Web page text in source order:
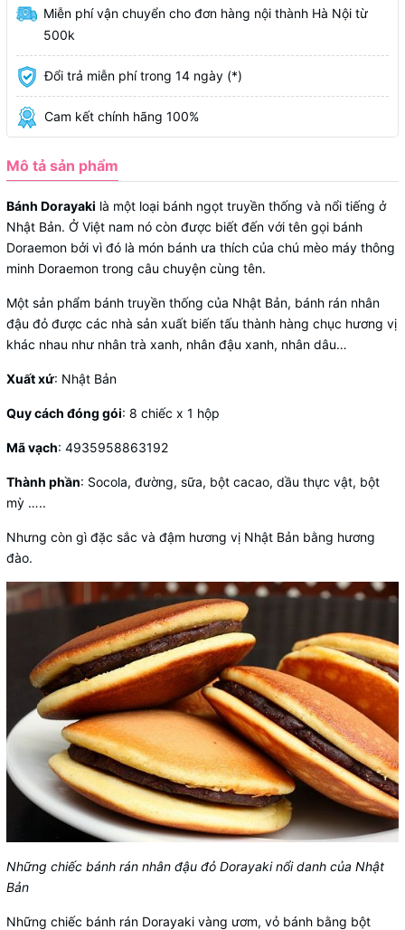
Miễn phí vận chuyển cho đơn hàng nội thành Hà Nội từ
500k
Đổi trả miễn phí trong 14 ngày (*)
Cam kết chính hãng 100%
Mô tả sản phẩm
Bánh Dorayaki là một loại bánh ngọt truyền thống và nổi tiếng ở
Nhật Bản. Ở Việt nam nó còn được biết đến với tên gọi bánh
Doraemon bởi vì đó là món bánh ưa thích của chú mèo máy thông
minh Doraemon trong câu chuyện cùng tên.
Một sản phẩm bánh truyền thống của Nhật Bản, bánh rán nhân
đậu đỏ được các nhà sản xuất biến tấu thành hàng chục hương vị
khác nhau như nhân trà xanh, nhân đậu xanh, nhân dâu…
Xuất xứ: Nhật Bản
Quy cách đóng gói: 8 chiếc x 1 hộp
Mã vạch: 4935958863192
Thành phần: Socola, đường, sữa, bột cacao, dầu thực vật, bột
mỳ …..
Nhưng còn gì đặc sắc và đậm hương vị Nhật Bản bằng hương
đào.
Những chiếc bánh rán nhân đậu đỏ Dorayaki nổi danh của Nhật
Bản
Những chiếc bánh rán Dorayaki vàng ươm, vỏ bánh bằng bột